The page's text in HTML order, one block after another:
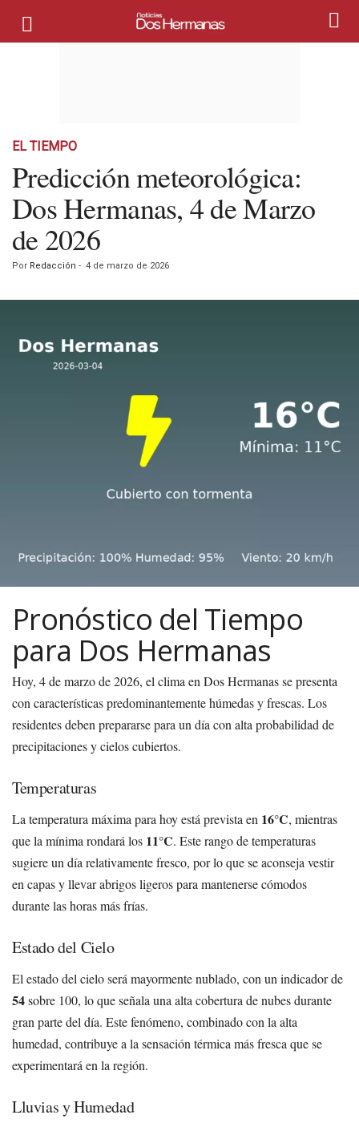
EL TIEMPO
Predicción meteorológica:
Dos Hermanas, 4 de Marzo
de 2026
Por Redacción - 4 de marzo de 2026
Pronóstico del Tiempo
para Dos Hermanas
Hoy, 4 de marzo de 2026, el clima en Dos Hermanas se presenta
con características predominantemente húmedas y frescas. Los
residentes deben prepararse para un día con alta probabilidad de
precipitaciones y cielos cubiertos.
Temperaturas
La temperatura máxima para hoy está prevista en 16°C, mientras
que la mínima rondará los 11°C. Este rango de temperaturas
sugiere un día relativamente fresco, por lo que se aconseja vestir
en capas y llevar abrigos ligeros para mantenerse cómodos
durante las horas más frías.
Estado del Cielo
El estado del cielo será mayormente nublado, con un indicador de
54sobre 100, lo que señala una alta cobertura de nubes durante
gran parte del día. Este fenómeno, combinado con la alta
humedad, contribuye a la sensación térmica más fresca que se
experimentará en la región.
Lluvias y Humedad